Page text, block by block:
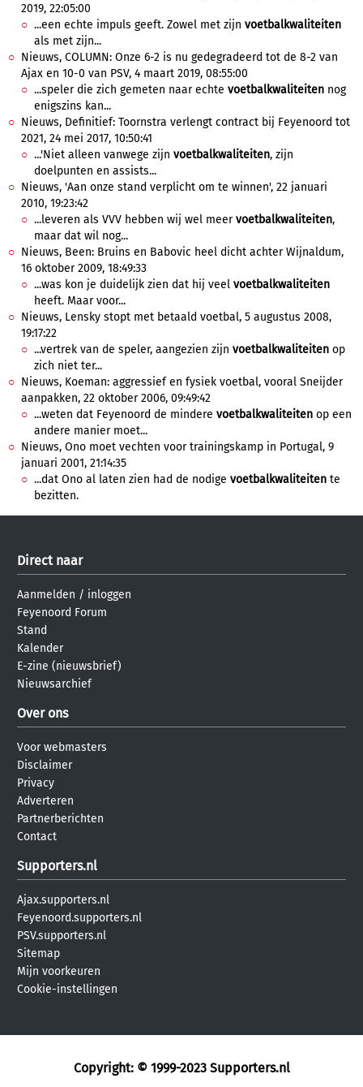
2019, 22:05:00
...een echte impuls geeft. Zowel met zijn voetbalkwaliteiten
als met zijn...
Nieuws, COLUMN: Onze 6-2 is nu gedegradeerd tot de 8-2 van
Ajax en 10-0 van PSV, 4 maart 2019, 08:55:00
...speler die zich gemeten naar echte voetbalkwaliteiten nog
enigszins kan...
Nieuws, Definitief: Toornstra verlengt contract bij Feyenoord tot
2021, 24 mei 2017, 10:50:41
...'Niet alleen vanwege zijn voetbalkwaliteiten, zijn
doelpunten en assists...
Nieuws, 'Aan onze stand verplicht om te winnen', 22 januari
2010, 19:23:42
...leveren als VVV hebben wij wel meervoetbalkwaliteiten,
maar dat wil nog...
Nieuws, Been: Bruins en Babovic heel dicht achter Wijnaldum,
16 oktober 2009, 18:49:33
...was kon je duidelijk zien dat hij veel voetbalkwaliteiten
heeft. Maar voor...
Nieuws, Lensky stopt met betaald voetbal, 5 augustus 2008,
19:17:22
...vertrek van de speler, aangezien zijn voetbalkwaliteiten op
zich niet ter...
Nieuws, Koeman: aggressief en fysiek voetbal, vooral Sneijder
aanpakken, 22 oktober 2006, 09:49:42
...weten dat Feyenoord de mindere voetbalkwaliteiten op een
andere manier moet...
Nieuws, Ono moet vechten voor trainingskamp in Portugal, 9
januari 2001, 21:14:35
...dat Ono al laten zien had de nodige voetbalkwaliteiten te
bezitten.
Direct naar
Aanmelden / inloggen
Feyenoord Forum
Stand
Kalender
E-zine (nieuwsbrief)
Nieuwsarchief
Over ons
Voor webmasters
Disclaimer
Privacy
Adverteren
Partnerberichten
Contact
Supporters.nl
Ajax.supporters.nl
Feyenoord.supporters.nl
PSV.supporters.nl
Sitemap
Mijn voorkeuren
Cookie-instellingen
Copyright: © 1999-2023 Supporters.nl